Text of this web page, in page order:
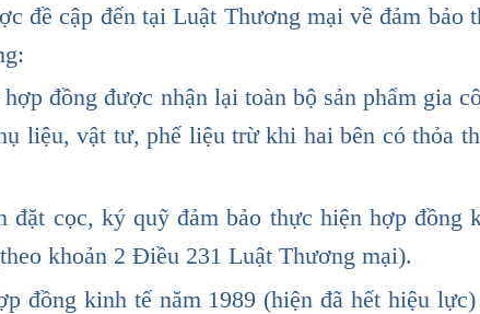
đề cập đến tại Luật Thương mại về đảm bảo
đồng được nhận lại toàn bộ sản phẩm gia
liệu, vật tư, phế liệu trừ khi hai bên có thỏa
đặt cọc, ký quỹ đảm bảo thực hiện hợp đồng
khoản 2 Điều 231 Luật Thương mại).
đồng kinh tế năm 1989 (hiện đã hết hiệu